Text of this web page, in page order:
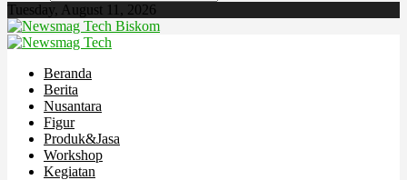
Tuesday, August 11, 2026
Biskom
Beranda
Berita
Nusantara
Figur
Produk&Jasa
Workshop
Kegiatan